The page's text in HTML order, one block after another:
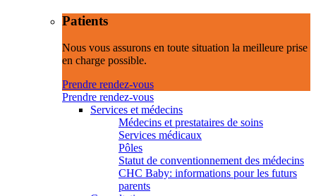
Patients
Nous vous assurons en toute situation la meilleure prise
en charge possible.
Prendre rendez-vous
Prendre rendez-vous
Services et médecins
Médecins et prestataires de soins
Services médicaux
Pôles
Statut de conventionnement des médecins
CHC Baby: informations pour les futurs
parents